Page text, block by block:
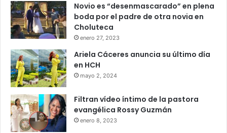
Novio es “desenmascarado” en plena
boda por el padre de otra novia en
Choluteca
enero 27, 2023
Ariela Cáceres anuncia su último día
en HCH
mayo 2, 2024
Filtran vídeo íntimo de la pastora
evangélica Rossy Guzmán
enero 8, 2023